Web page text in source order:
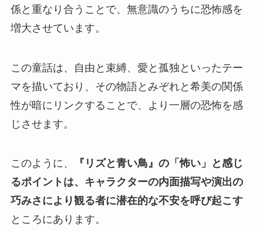
係と重なり合うことで、無意識のうちに恐怖感を
増大させています。
この童話は、自由と束縛、愛と孤独といったテー
マを描いており、その物語とみぞれと希美の関係
性が暗にリンクすることで、より一層の恐怖を感
じさせます。
このように、
『リズと青い鳥』の「怖い」と感じ
るポイントは、キャラクターの内面描写や演出の
巧みさにより観る者に潜在的な不安を呼び起こす
ところにあります。